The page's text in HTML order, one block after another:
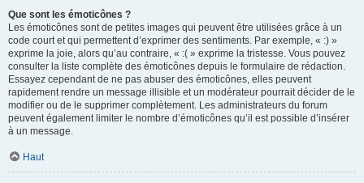
Que sont les émoticônes ?
Les émoticônes sont de petites images qui peuvent être utilisées grâce à un
code court et qui permettent d’exprimer des sentiments. Par exemple, « :) »
exprime la joie, alors qu’au contraire, « :( » exprime la tristesse. Vous pouvez
consulter la liste complète des émoticônes depuis le formulaire de rédaction.
Essayez cependant de ne pas abuser des émoticônes, elles peuvent
rapidement rendre un message illisible et un modérateur pourrait décider de le
modifier ou de le supprimer complètement. Les administrateurs du forum
peuvent également limiter le nombre d’émoticônes qu’il est possible d’insérer
à un message.
Haut